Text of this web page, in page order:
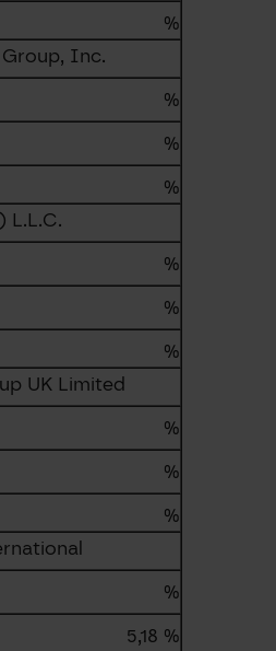
%
Inc.
%
%
%
L.L.C.
%
%
%
UK Limited
%
%
%
%
5,18 %